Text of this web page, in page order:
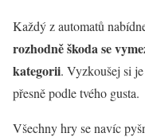
Každý z automatů
rozhodně škoda se
kategorii. Vyzkoušej si
přesně podle tvého gusta.
Všechny hry se navíc